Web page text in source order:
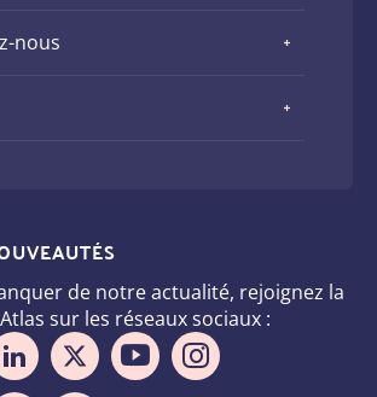
nous
de notre actualité, rejoignez la
sur les réseaux sociaux :